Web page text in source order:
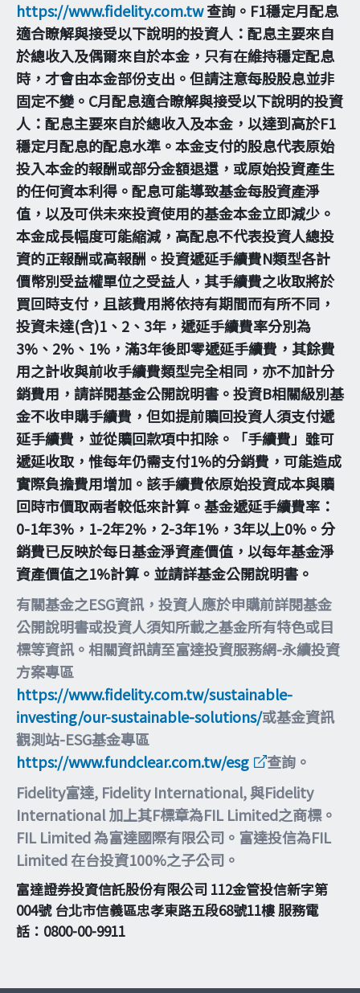
https://www.fidelity.com.tw查詢。F1穩定月配息
適合瞭解與接受以下說明的投資人：配息主要來自
於總收入及偶爾來自於本金，只有在維持穩定配息
時，才會由本金部份支出。但請注意每股股息並非
固定不變。C月配息適合瞭解與接受以下說明的投資
人：配息主要來自於總收入及本金，以達到高於F1
穩定月配息的配息水準。本金支付的股息代表原始
投入本金的報酬或部分金額退還，或原始投資產生
的任何資本利得。配息可能導致基金每股資產淨
值，以及可供未來投資使用的基金本金立即減少。
本金成長幅度可能縮減，高配息不代表投資人總投
資的正報酬或高報酬。投資遞延手續費N類型各計
價幣別受益權單位之受益人，其手續費之收取將於
買回時支付，且該費用將依持有期間而有所不同，
投資未達(含)1、2、3年，遞延手續費率分別為
3%、2%、1%，滿3年後即零遞延手續費，其餘費
用之計收與前收手續費類型完全相同，亦不加計分
銷費用，請詳閱基金公開說明書。投資B相關級別基
金不收申購手續費，但如提前贖回投資人須支付遞
延手續費，並從贖回款項中扣除。「手續費」雖可
遞延收取，惟每年仍需支付1%的分銷費，可能造成
實際負擔費用增加。該手續費依原始投資成本與贖
回時市價取兩者較低來計算。基金遞延手續費率：
0-1年3%，1-2年2%，2-3年1%，3年以上0%。分
銷費已反映於每日基金淨資產價值，以每年基金淨
資產價值之1%計算。並請詳基金公開說明書。
有關基金之ESG資訊，投資人應於申購前詳閱基金
公開說明書或投資人須知所載之基金所有特色或目
標等資訊。相關資訊請至富達投資服務網-永續投資
方案專區
https://www.fidelity.com.tw/sustainable-
investing/our-sustainable-solutions/或基金資訊
觀測站-ESG基金專區
https://www.fundclear.com.tw/esg
查詢。
Fidelity富達, Fidelity International, 與Fidelity
International 加上其F標章為FIL Limited之商標。
FIL Limited 為富達國際有限公司。富達投信為FIL
Limited 在台投資100%之子公司。
富達證券投資信託股份有限公司 112金管投信新字第
004號 台北市信義區忠孝東路五段68號11樓 服務電
話：0800-00-9911